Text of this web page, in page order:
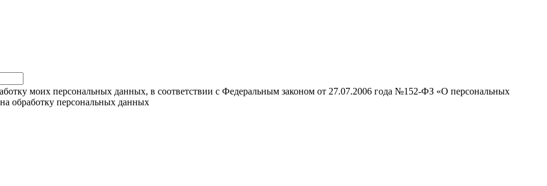
моих персональных данных, в соответствии с Федеральным законом от 27.07.2006 года №152-ФЗ «О персональных
обработку персональных данных